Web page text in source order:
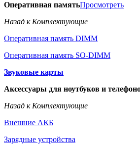
Оперативная памятьПросмотреть
Назад к Комплектующие
Оперативная память DIMM
Оперативная память SO-DIMM
Звуковые карты
Аксессуары для ноутбуков и
Назад к Комплектующие
Внешние АКБ
Зарядные устройства